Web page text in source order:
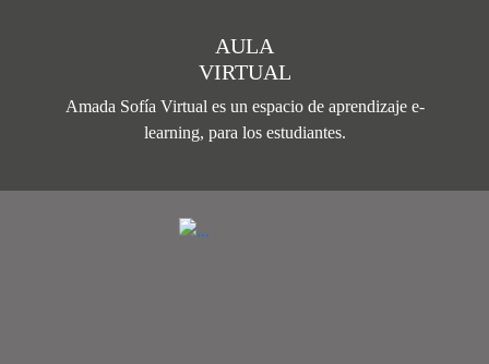
AULA
VIRTUAL
Amada Sofía Virtual es un espacio de aprendizaje e-
learning, para los estudiantes.